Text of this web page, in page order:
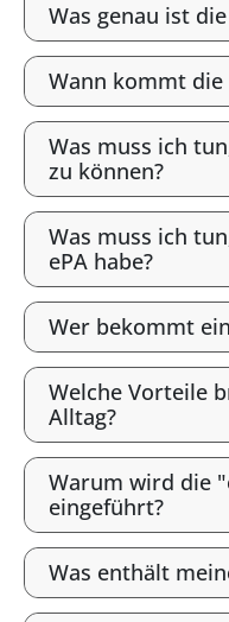
Was genau ist
Wann kommt die
Was muss ich
zu können?
Was muss ich
ePA habe?
Wer bekommt
Welche Vorteile
Alltag?
Warum wird die
eingeführt?
Was enthält